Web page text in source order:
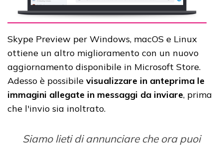
Skype Preview per Windows, macOS e Linux
ottiene un altro miglioramento con un nuovo
aggiornamento disponibile in Microsoft Store.
Adesso è possibile visualizzare in anteprima le
immagini allegate in messaggi da inviare, prima
che l'invio sia inoltrato.
Siamo lieti di annunciare che ora puoi